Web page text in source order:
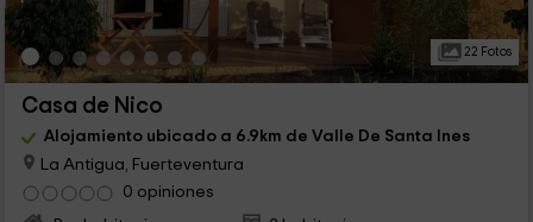
22 Fotos
Casa de Nico
Alojamiento ubicado a 6.9km de Valle De Santa Ines
La Antigua, Fuerteventura
0 opiniones